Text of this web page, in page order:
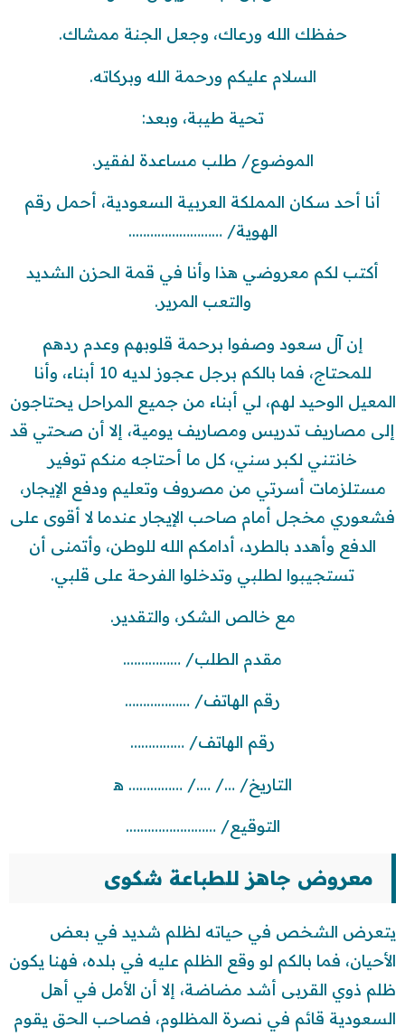
حفظك الله ورعاك، وجعل الجنة ممشاك.
السلام عليكم ورحمة الله وبركاته.
تحية طيبة، وبعد:
الموضوع/ طلب مساعدة لفقير.
أنا أحد سكان المملكة العربية السعودية، أحمل رقم
الهوية/ ……………………..
أكتب لكم معروضي هذا وأنا في قمة الحزن الشديد
والتعب المرير.
إن آل سعود وصفوا برحمة قلوبهم وعدم ردهم
للمحتاج، فما بالكم برجل عجوز لديه 10 أبناء، وأنا
المعيل الوحيد لهم، لي أبناء من جميع المراحل يحتاجون
إلى مصاريف تدريس ومصاريف يومية، إلا أن صحتي قد
خانتني لكبر سني، كل ما أحتاجه منكم توفير
مستلزمات أسرتي من مصروف وتعليم ودفع الإيجار،
فشعوري مخجل أمام صاحب الإيجار عندما لا أقوى على
الدفع وأهدد بالطرد، أدامكم الله للوطن، وأتمنى أن
تستجيبوا لطلبي وتدخلوا الفرحة على قلبي.
مع خالص الشكر، والتقدير.
مقدم الطلب/ …………….
رقم الهاتف/ ………………
رقم الهاتف/ ……………
التاريخ/ …/ …./ …………… ه‍
التوقيع/ …………………….
معروض جاهز للطباعة شكوى
يتعرض الشخص في حياته لظلم شديد في بعض
الأحيان، فما بالكم لو وقع الظلم عليه في بلده، فهنا يكون
ظلم ذوي القربى أشد مضاضة، إلا أن الأمل في أهل
السعودية قائم في نصرة المظلوم، فصاحب الحق يقوم